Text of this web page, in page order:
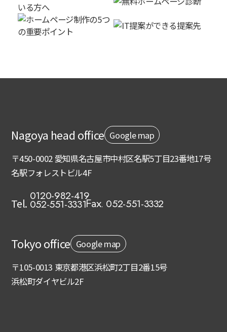
Nagoya head office Google map
〒450-0002 愛知県名古屋市中村区名駅5丁目23番地17号
名駅フォレストビル4F
0120-982-419
Tel. 052-551-3331Fax. 052-551-3332
Tokyo office Google map
〒105-0013 東京都港区浜松町2丁目2番15号
浜松町ダイヤビル2F